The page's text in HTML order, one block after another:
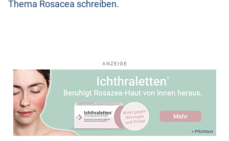
Thema Rosacea schreiben.
ANZEIGE